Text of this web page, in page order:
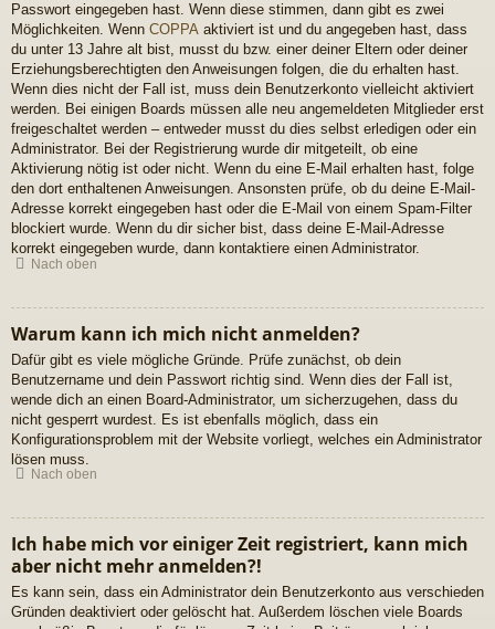
Passwort eingegeben hast. Wenn diese stimmen, dann gibt es zwei
Möglichkeiten. Wenn COPPA aktiviert ist und du angegeben hast, dass
du unter 13 Jahre alt bist, musst du bzw. einer deiner Eltern oder deiner
Erziehungsberechtigten den Anweisungen folgen, die du erhalten hast.
Wenn dies nicht der Fall ist, muss dein Benutzerkonto vielleicht aktiviert
werden. Bei einigen Boards müssen alle neu angemeldeten Mitglieder erst
freigeschaltet werden – entweder musst du dies selbst erledigen oder ein
Administrator. Bei der Registrierung wurde dir mitgeteilt, ob eine
Aktivierung nötig ist oder nicht. Wenn du eine E-Mail erhalten hast, folge
den dort enthaltenen Anweisungen. Ansonsten prüfe, ob du deine E-Mail-
Adresse korrekt eingegeben hast oder die E-Mail von einem Spam-Filter
blockiert wurde. Wenn du dir sicher bist, dass deine E-Mail-Adresse
korrekt eingegeben wurde, dann kontaktiere einen Administrator.
Nach oben
Warum kann ich mich nicht anmelden?
Dafür gibt es viele mögliche Gründe. Prüfe zunächst, ob dein
Benutzername und dein Passwort richtig sind. Wenn dies der Fall ist,
wende dich an einen Board-Administrator, um sicherzugehen, dass du
nicht gesperrt wurdest. Es ist ebenfalls möglich, dass ein
Konfigurationsproblem mit der Website vorliegt, welches ein Administrator
lösen muss.
Nach oben
Ich habe mich vor einiger Zeit registriert, kann mich
aber nicht mehr anmelden?!
Es kann sein, dass ein Administrator dein Benutzerkonto aus verschieden
Gründen deaktiviert oder gelöscht hat. Außerdem löschen viele Boards